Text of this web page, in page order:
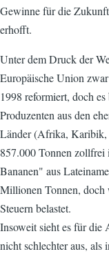
Gewinne für die
erhofft.
Unter dem Druck der
Europäische Union
1998 reformiert, doch
Produzenten aus den
Länder (Afrika, Karibik,
857.000 Tonnen
Bananen" aus
Millionen Tonnen,
Steuern belastet.
Insoweit sieht es für die
nicht schlechter aus, als